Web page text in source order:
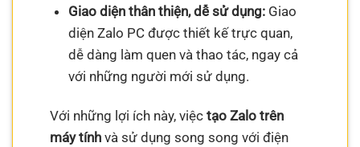
Giao diện thân thiện, dễ sử dụng:Giao
diện Zalo PC được thiết kế trực quan,
dễ dàng làm quen và thao tác, ngay cả
với những người mới sử dụng.
Với những lợi ích này, việctạo Zalo trên
máy tính và sử dụng song song với điện